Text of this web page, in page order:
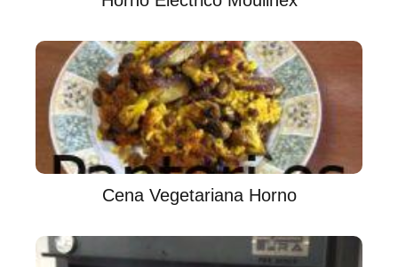
Cena Vegetariana Horno